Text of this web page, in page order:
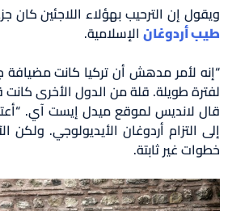
ويقول إن الترحيب بهؤلاء اللاجئين كان
طيب أردوغان الإسلامية.
“إنه لأمر مدهش أن تركيا كانت مضيافة
لفترة طويلة. قلة من الدول الأخرى كانت
قال لانديس لموقع ميدل إيست آي.
إلى التزام أردوغان الأيديولوجي.
خطوات غير ثابتة.